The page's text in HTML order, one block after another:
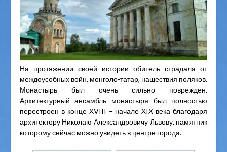
На протяжении своей истории обитель страдала от
междоусобных войн, монголо-татар, нашествия поляков.
Монастырь был очень сильно поврежден.
Архитектурный ансамбль монастыря был полностью
перестроен в конце XVIII – начале XIX века благодаря
архитектору Николаю Александровичу Львову, памятник
которому сейчас можно увидеть в центре города.